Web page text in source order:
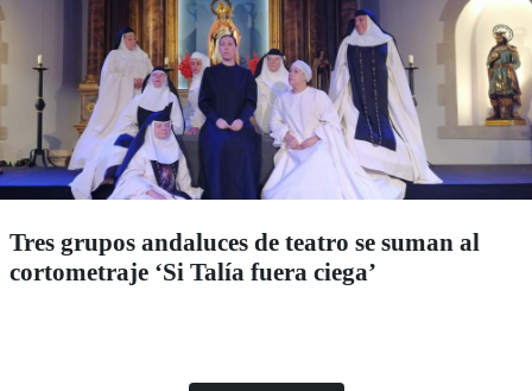
Tres grupos andaluces de teatro se suman al
cortometraje ‘Si Talía fuera ciega’